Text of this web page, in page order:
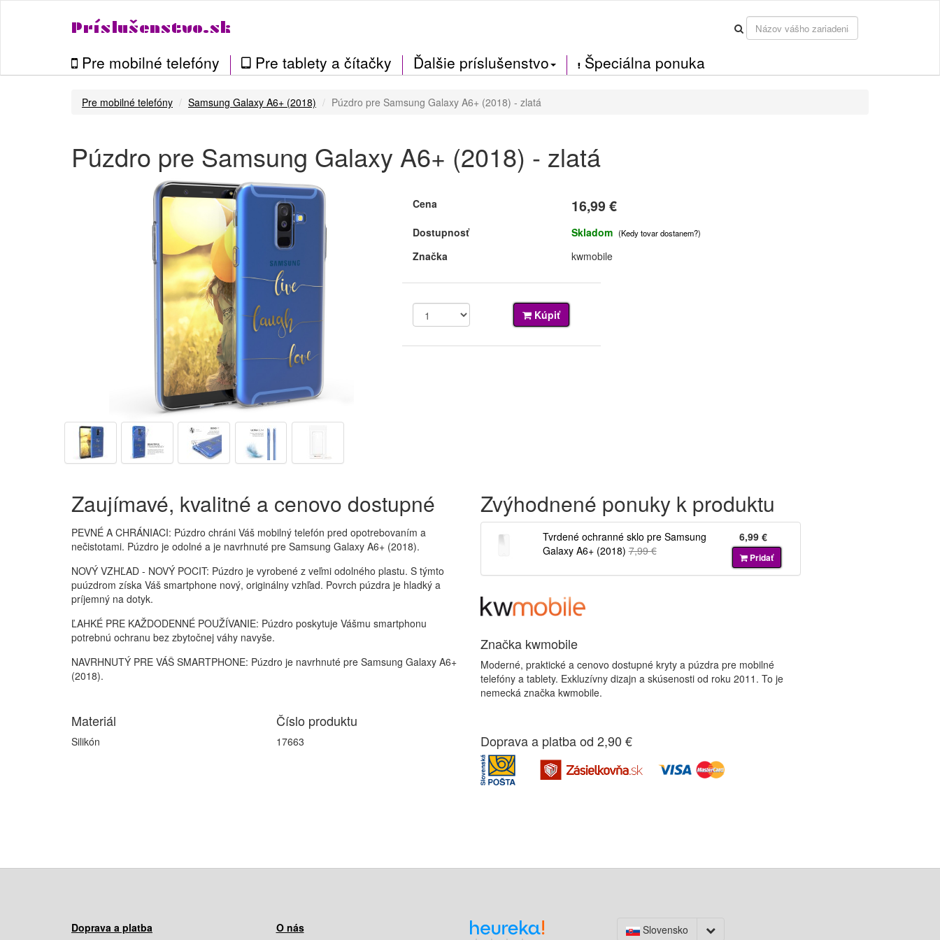
Príslušenstvo.sk
Pre mobilné telefóny Pre tablety a čítačky Ďalšie príslušenstvo Špeciálna ponuka
Pre mobilné telefóny Samsung Galaxy A6+ (2018) Púzdro pre Samsung Galaxy A6+ (2018) - zlatá
Púzdro pre Samsung Galaxy A6+ (2018) - zlatá
Cena 16,99 €
Dostupnosť Skladom (Kedy tovar dostanem?)
Značka kwmobile
Kúpiť
Zaujímavé, kvalitné a cenovo dostupné
PEVNÉ A CHRÁNIACI: Púzdro chráni Váš mobilný telefón pred opotrebovaním a
nečistotami. Púzdro je odolné a je navrhnuté pre Samsung Galaxy A6+ (2018).
NOVÝ VZHĽAD - NOVÝ POCIT: Púzdro je vyrobené z veľmi odolného plastu. S týmto
puúzdrom získa Váš smartphone nový, originálny vzhľad. Povrch púzdra je hladký a
príjemný na dotyk.
ĽAHKÉ PRE KAŽDODENNÉ POUŽÍVANIE: Púzdro poskytuje Vášmu smartphonu
potrebnú ochranu bez zbytočnej váhy navyše.
NAVRHNUTÝ PRE VÁŠ SMARTPHONE: Púzdro je navrhnuté pre Samsung Galaxy A6+
(2018).
Materiál
Silikón
Číslo produktu
17663
Zvýhodnené ponuky k produktu
Tvrdené ochranné sklo pre Samsung
Galaxy A6+ (2018) 7,99 €
6,99 €
Pridať
Značka kwmobile
Moderné, praktické a cenovo dostupné kryty a púzdra pre mobilné
telefóny a tablety. Exkluzívny dizajn a skúsenosti od roku 2011. To je
nemecká značka kwmobile.
Doprava a platba od 2,90 €
Doprava a platba O nás Slovensko